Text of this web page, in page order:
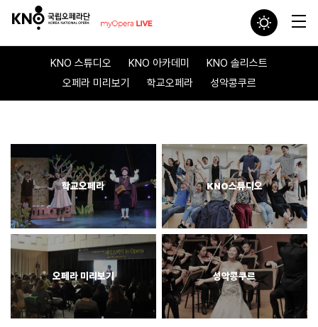
KNO 스튜디오 KNO 아카데미
KNO 솔리스트
오페라 미리보기
학교오페라 성악콩쿠르
학교오페라 KNO스튜디오
오페라 미리보기 성악콩쿠르